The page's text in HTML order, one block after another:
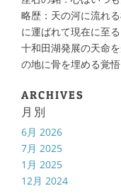
略歴：天の河に流れ
に運ばれて現在に至る
十和田湖発展の天命
の地に骨を埋める覚
ARCHIVES
月別
6月 2026
7月 2025
1月 2025
12月 2024